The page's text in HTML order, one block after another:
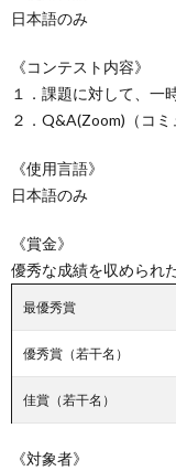
日本語のみ
《コンテスト内容》
１．課題に対して、一
２．Q&A(Zoom)（コミ
《使用言語》
日本語のみ
《賞金》
優秀な成績を収められ
最優秀賞
優秀賞（若干名）
佳賞（若干名）
《対象者》